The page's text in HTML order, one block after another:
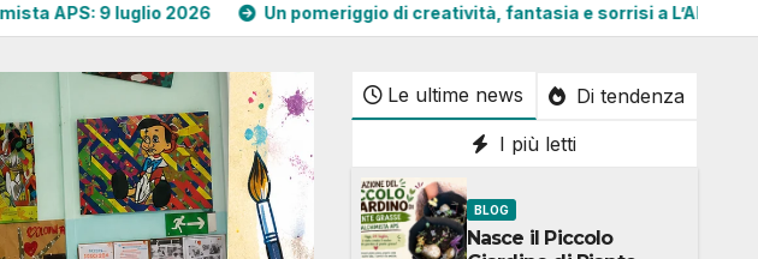
Un pomeriggio di creatività, fantasia e sorrisi a L’Alchimista APS Gufi
Le ultime news
Di tendenza
I più letti
BLOG
Nasce il Piccolo